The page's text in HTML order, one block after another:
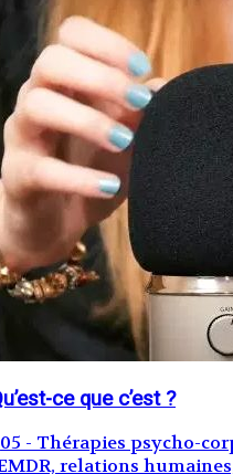
ce que c’est ?
05 - Thérapies psycho-
relations